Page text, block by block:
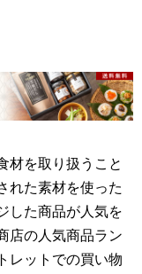
材を取り扱うこと
れた素材を使った
した商品が人気を
店の人気商品ラン
レットでの買い物